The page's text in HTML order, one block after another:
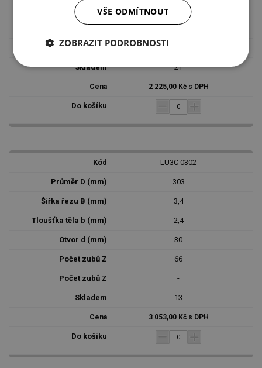
CON -5°
21
2 225,00 Kč s DPH
LU3C 0302
303
3,4
2,4
30
66
-
13
3 053,00 Kč s DPH
VŠE ODMÍTNOUT
ZOBRAZIT PODROBNOSTI